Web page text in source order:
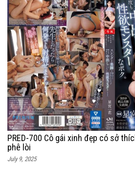
PRED-700 Cô gái xinh đẹp có sở
phê lòi
July 9, 2025